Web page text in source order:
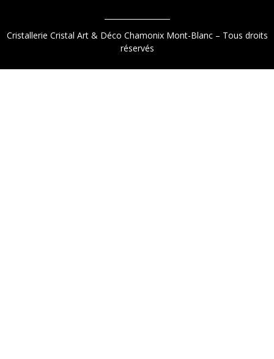
Cristallerie Cristal Art & Déco Chamonix Mont-Blanc – Tous droits
réservés